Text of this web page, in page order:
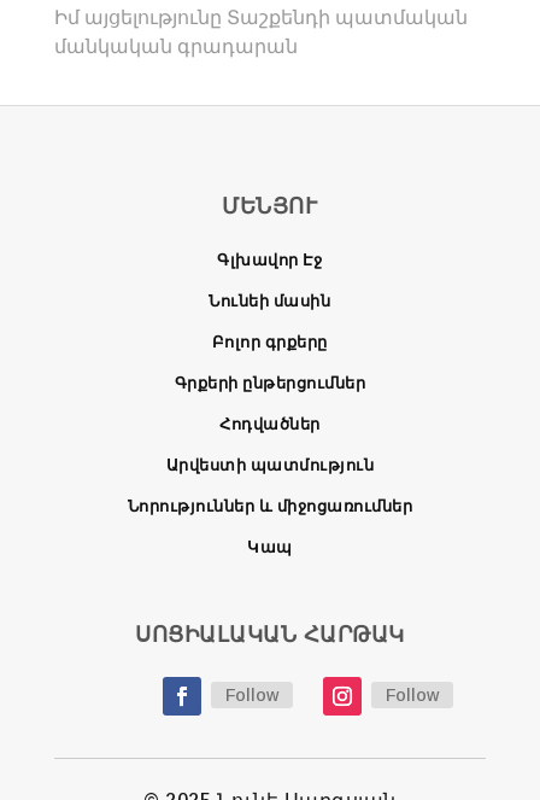
Իմ այցելությունը Տաշքենդի պատմական
մանկական գրադարան
ՄԵՆՅՈՒ
Գլխավոր Էջ
Նունեի մասին
Բոլոր գրքերը
Գրքերի ընթերցումներ
Հոդվածներ
Արվեստի պատմություն
Նորություններ և միջոցառումներ
Կապ
ՍՈՑԻԱԼԱԿԱՆ ՀԱՐԹԱԿ
Follow Follow